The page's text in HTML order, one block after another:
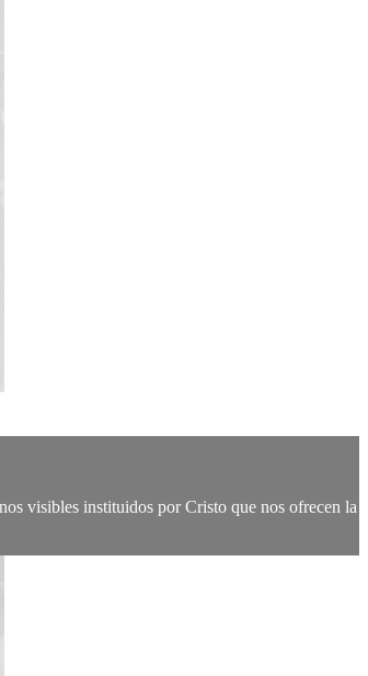
visibles instituidos por Cristo que nos ofrecen la